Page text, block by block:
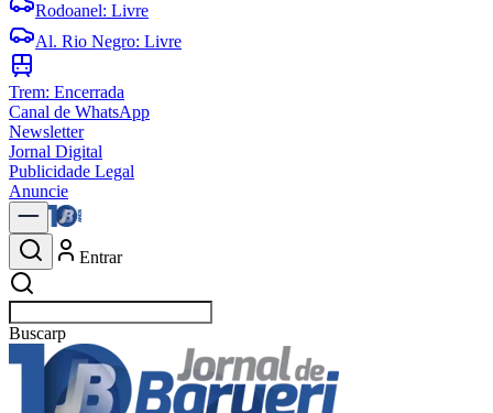
Rodoanel: Livre
Al. Rio Negro: Livre
Trem: Encerrada
Canal de WhatsApp
Newsletter
Jornal Digital
Publicidade Legal
Anuncie
Entrar
Buscarnotícia